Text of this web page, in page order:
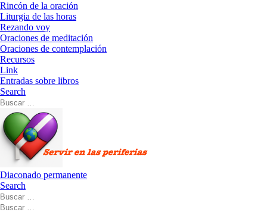
Rincón de la oración
Liturgia de las horas
Rezando voy
Oraciones de meditación
Oraciones de contemplación
Recursos
Link
Entradas sobre libros
Search
Buscar
Diaconado permanente
Search
Buscar
Buscar